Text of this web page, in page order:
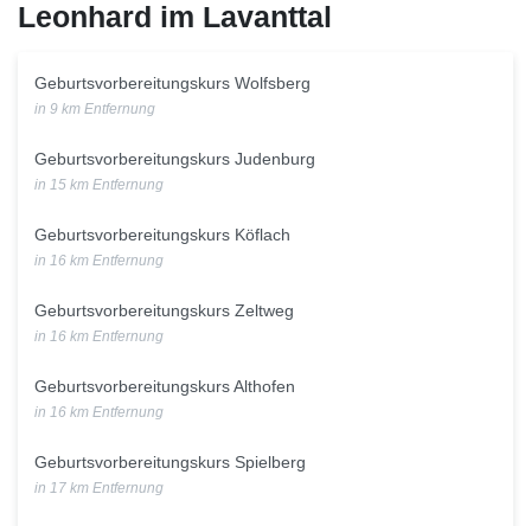
Leonhard im Lavanttal
Geburtsvorbereitungskurs Wolfsberg
in 9 km Entfernung
Geburtsvorbereitungskurs Judenburg
in 15 km Entfernung
Geburtsvorbereitungskurs Köflach
in 16 km Entfernung
Geburtsvorbereitungskurs Zeltweg
in 16 km Entfernung
Geburtsvorbereitungskurs Althofen
in 16 km Entfernung
Geburtsvorbereitungskurs Spielberg
in 17 km Entfernung